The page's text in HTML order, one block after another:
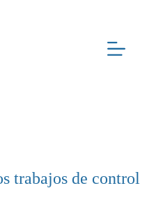
trabajos de control